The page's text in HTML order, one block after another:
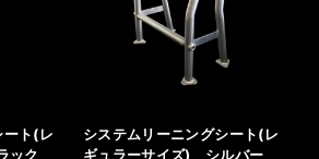
ート(レ
ック
システムリーニングシート(レ
ギュラーサイズ) シルバー